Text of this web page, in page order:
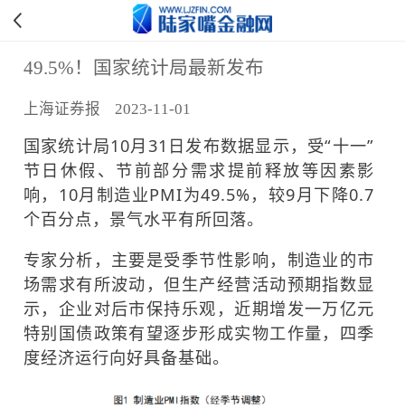
49.5%！国家统计局最新发布
上海证券报 2023-11-01
国家统计局10月31日发布数据显示，受“十一”
节日休假、节前部分需求提前释放等因素影
响，10月制造业PMI为49.5%，较9月下降0.7
个百分点，景气水平有所回落。
专家分析，主要是受季节性影响，制造业的市
场需求有所波动，但生产经营活动预期指数显
示，企业对后市保持乐观，近期增发一万亿元
特别国债政策有望逐步形成实物工作量，四季
度经济运行向好具备基础。